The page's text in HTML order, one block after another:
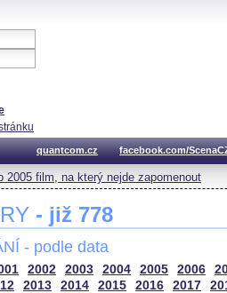
quantcom.cz facebook.com/
2005 film, na který nejde zapomenout
- již 778
- podle data
2002 2003 2004 2005 2006
2013 2014 2015 2016 2017